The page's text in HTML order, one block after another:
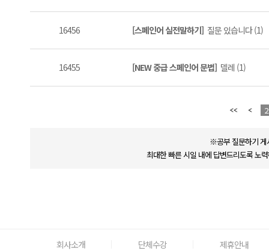
16456 [스페인어 실전말하기] 질문 있습니다 (1)
16455 [NEW 중급 스페인어 문법] 델레 (1)
※공부 질문하기 게
최대한 빠른 시일 내에 답변드리도록 노
회사소개 단체수강 제휴안내